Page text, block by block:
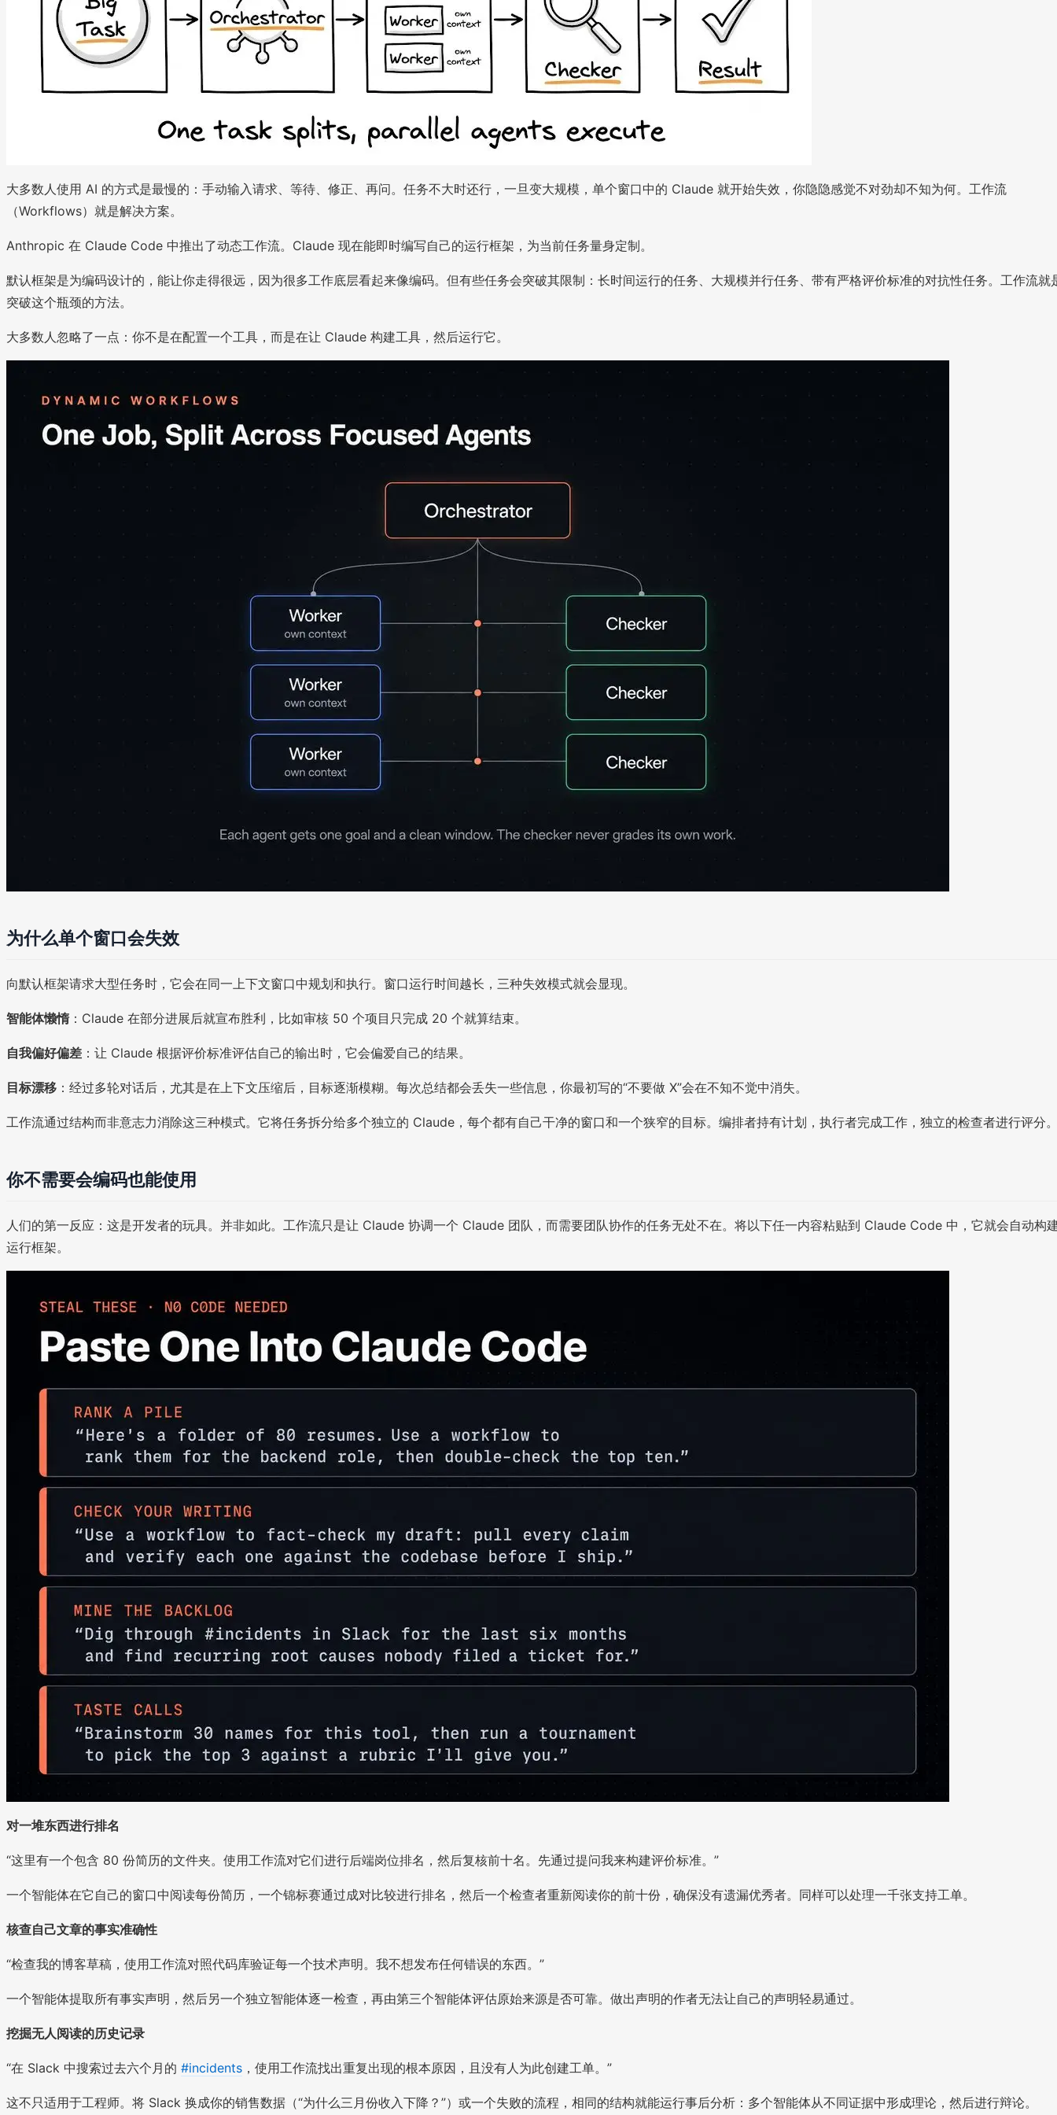
大多数人使用 AI 的方式是最慢的：手动输入请求、等待、修正、再问。任务不大时还行，一旦变大规模，单个窗口中的 Claude 就开始失效，你隐隐感觉不对劲却不知为何。工作流
（Workflows）就是解决方案。
Anthropic 在 Claude Code 中推出了动态工作流。Claude 现在能即时编写自己的运行框架，为当前任务量身定制。
默认框架是为编码设计的，能让你走得很远，因为很多工作底层看起来像编码。但有些任务会突破其限制：长时间运行的任务、大规模并行任务、带有严格评价标准的对抗性任务。工作流就
突破这个瓶颈的方法。
大多数人忽略了一点：你不是在配置一个工具，而是在让 Claude 构建工具，然后运行它。
为什么单个窗口会失效
向默认框架请求大型任务时，它会在同一上下文窗口中规划和执行。窗口运行时间越长，三种失效模式就会显现。
智能体懒惰 ：Claude 在部分进展后就宣布胜利，比如审核 50 个项目只完成 20 个就算结束。
自我偏好偏差 ：让 Claude 根据评价标准评估自己的输出时，它会偏爱自己的结果。
目标漂移 ：经过多轮对话后，尤其是在上下文压缩后，目标逐渐模糊。每次总结都会丢失一些信息，你最初写的“不要做 X”会在不知不觉中消失。
工作流通过结构而非意志力消除这三种模式。它将任务拆分给多个独立的 Claude，每个都有自己干净的窗口和一个狭窄的目标。编排者持有计划，执行者完成工作，独立的检查者进行评分
你不需要会编码也能使用
人们的第一反应：这是开发者的玩具。并非如此。工作流只是让 Claude 协调一个 Claude 团队，而需要团队协作的任务无处不在。将以下任一内容粘贴到 Claude Code 中，它就会自动构
运行框架。
对一堆东西进行排名
“这里有一个包含 80 份简历的文件夹。使用工作流对它们进行后端岗位排名，然后复核前十名。先通过提问我来构建评价标准。”
一个智能体在它自己的窗口中阅读每份简历，一个锦标赛通过成对比较进行排名，然后一个检查者重新阅读你的前十份，确保没有遗漏优秀者。同样可以处理一千张支持工单。
核查自己文章的事实准确性
“检查我的博客草稿，使用工作流对照代码库验证每一个技术声明。我不想发布任何错误的东西。”
一个智能体提取所有事实声明，然后另一个独立智能体逐一检查，再由第三个智能体评估原始来源是否可靠。做出声明的作者无法让自己的声明轻易通过。
挖掘无人阅读的历史记录
“在 Slack 中搜索过去六个月的 #incidents ，使用工作流找出重复出现的根本原因，且没有人为此创建工单。”
这不只适用于工程师。将 Slack 换成你的销售数据（“为什么三月份收入下降？”）或一个失败的流程，相同的结构就能运行事后分析：多个智能体从不同证据中形成理论，然后进行辩论。